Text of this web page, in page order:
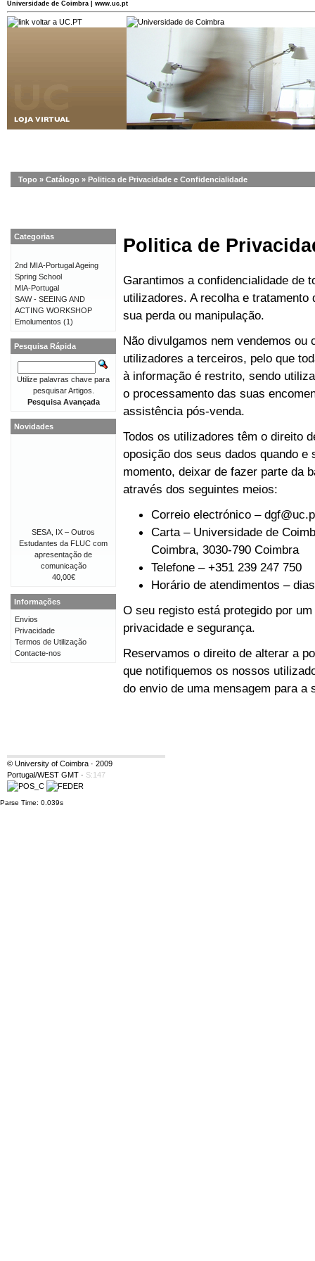
Universidade de Coimbra | www.uc.pt
Topo » Catálogo » Politica de Privacidade e Confidencialidade
Politica de
Garantimos a confidencialidade de
utilizadores. A recolha e
sua perda ou manipulação.
Não divulgamos nem vendemos
utilizadores a terceiros, pelo que
à informação é restrito, sendo
o processamento das suas
assistência pós-venda.
Todos os utilizadores têm o direito
oposição dos seus dados quando e
momento, deixar de fazer parte da
através dos seguintes meios:
Correio electrónico –
Carta – Universidade de
Coimbra, 3030-790 Coimbra
Telefone – +351 239 247 750
Horário de atendimentos –
O seu registo está protegido por
privacidade e segurança.
Reservamos o direito de alterar a
que notifiquemos os nossos
do envio de uma mensagem para
Categorias
2nd MIA-Portugal Ageing
Spring School
MIA-Portugal
SAW - SEEING AND
ACTING WORKSHOP
Emolumentos (1)
Pesquisa Rápida
Utilize palavras chave para
pesquisar Artigos.
Pesquisa Avançada
Novidades
SESA, IX – Outros
Estudantes da FLUC com
apresentação de
comunicação
40,00€
Informações
Envios
Privacidade
Termos de Utilização
Contacte-nos
© University of Coimbra · 2009
Portugal/WEST GMT · S:147
Parse Time: 0.039s